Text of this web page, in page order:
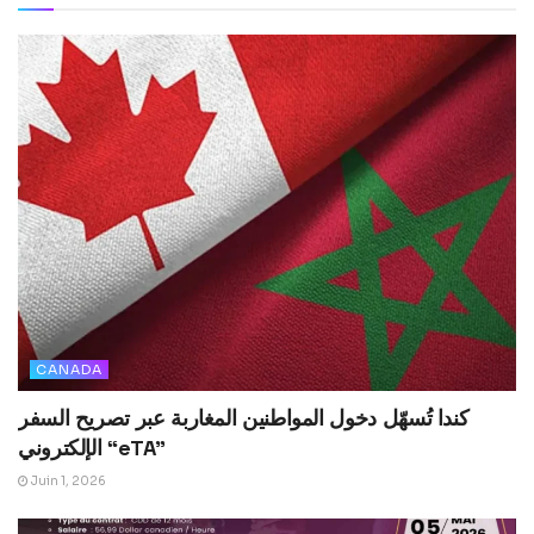
CANADA
كندا تُسهّل دخول المواطنين المغاربة عبر تصريح السفر
الإلكتروني “eTA”
Juin 1, 2026